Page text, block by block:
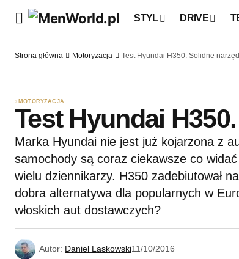
STYL DRIVE
Strona główna Motoryzacja Test Hyundai H350. Solidne
MOTORYZACJA
Test Hyundai
Marka Hyundai nie jest już kojarzona z
samochody są coraz ciekawsze co
wielu dziennikarzy. H350 zadebiutował
dobra alternatywa dla popularnych w
włoskich aut dostawczych?
Autor: Daniel Laskowski11/10/2016